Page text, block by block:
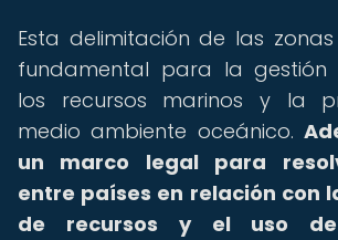
Esta delimitación de las
fundamental para la gestión
los recursos marinos y la
medio ambiente oceánico.
un marco legal para
entre países en relación con
de recursos y el uso